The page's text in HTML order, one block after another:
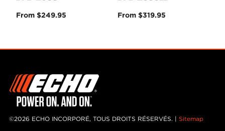
From $249.95 From $319.95
©2026 ECHO INCORPORÉ, TOUS DROITS RÉSERVÉS. | Sitemap